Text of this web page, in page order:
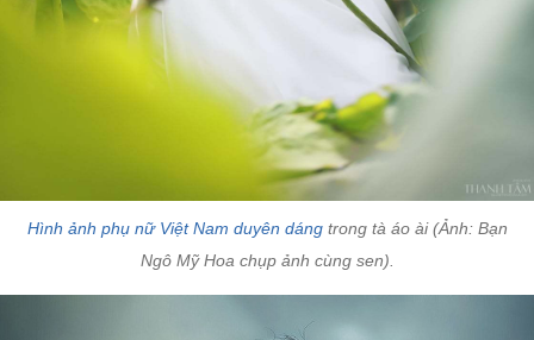
Hình ảnh phụ nữ Việt Nam duyên dángtrong tà áo ài (Ảnh: Bạn
Ngô Mỹ Hoa chụp ảnh cùng sen).